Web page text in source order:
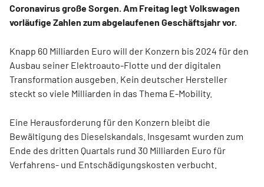
Coronavirus große Sorgen. Am Freitag legt Volkswagen
vorläufige Zahlen zum abgelaufenen Geschäftsjahr vor.
Knapp 60 Milliarden Euro will der Konzern bis 2024 für den
Ausbau seiner Elektroauto-Flotte und der digitalen
Transformation ausgeben. Kein deutscher Hersteller
steckt so viele Milliarden in das Thema E-Mobility.
Eine Herausforderung für den Konzern bleibt die
Bewältigung des Dieselskandals. Insgesamt wurden zum
Ende des dritten Quartals rund 30 Milliarden Euro für
Verfahrens- und Entschädigungskosten verbucht.